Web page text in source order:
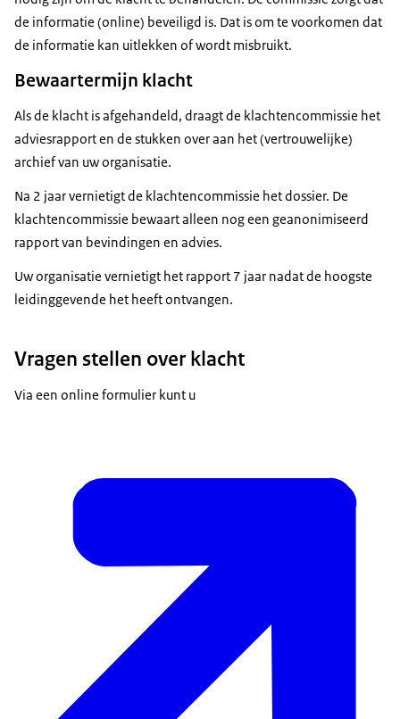
de informatie (online) beveiligd is. Dat is om te voorkomen dat
de informatie kan uitlekken of wordt misbruikt.
Bewaartermijn klacht
Als de klacht is afgehandeld, draagt de klachtencommissie het
adviesrapport en de stukken over aan het (vertrouwelijke)
archief van uw organisatie.
Na 2 jaar vernietigt de klachtencommissie het dossier. De
klachtencommissie bewaart alleen nog een geanonimiseerd
rapport van bevindingen en advies.
Uw organisatie vernietigt het rapport 7 jaar nadat de hoogste
leidinggevende het heeft ontvangen.
Vragen stellen over klacht
Via een online formulier kunt u